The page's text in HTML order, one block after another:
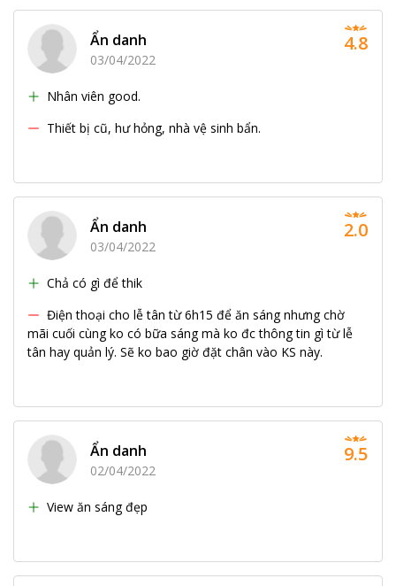
Ẩn danh
03/04/2022
Nhân viên good.
Thiết bị cũ, hư hỏng, nhà vệ sinh bẩn.
4.8
Ẩn danh
03/04/2022
Chả có gì để thik
Điện thoại cho lễ tân từ 6h15 để ăn sáng nhưng chờ
mãi cuối cùng ko có bữa sáng mà ko đc thông tin gì từ lễ
tân hay quản lý. Sẽ ko bao giờ đặt chân vào KS này.
2.0
Ẩn danh
02/04/2022
View ăn sáng đẹp
9.5